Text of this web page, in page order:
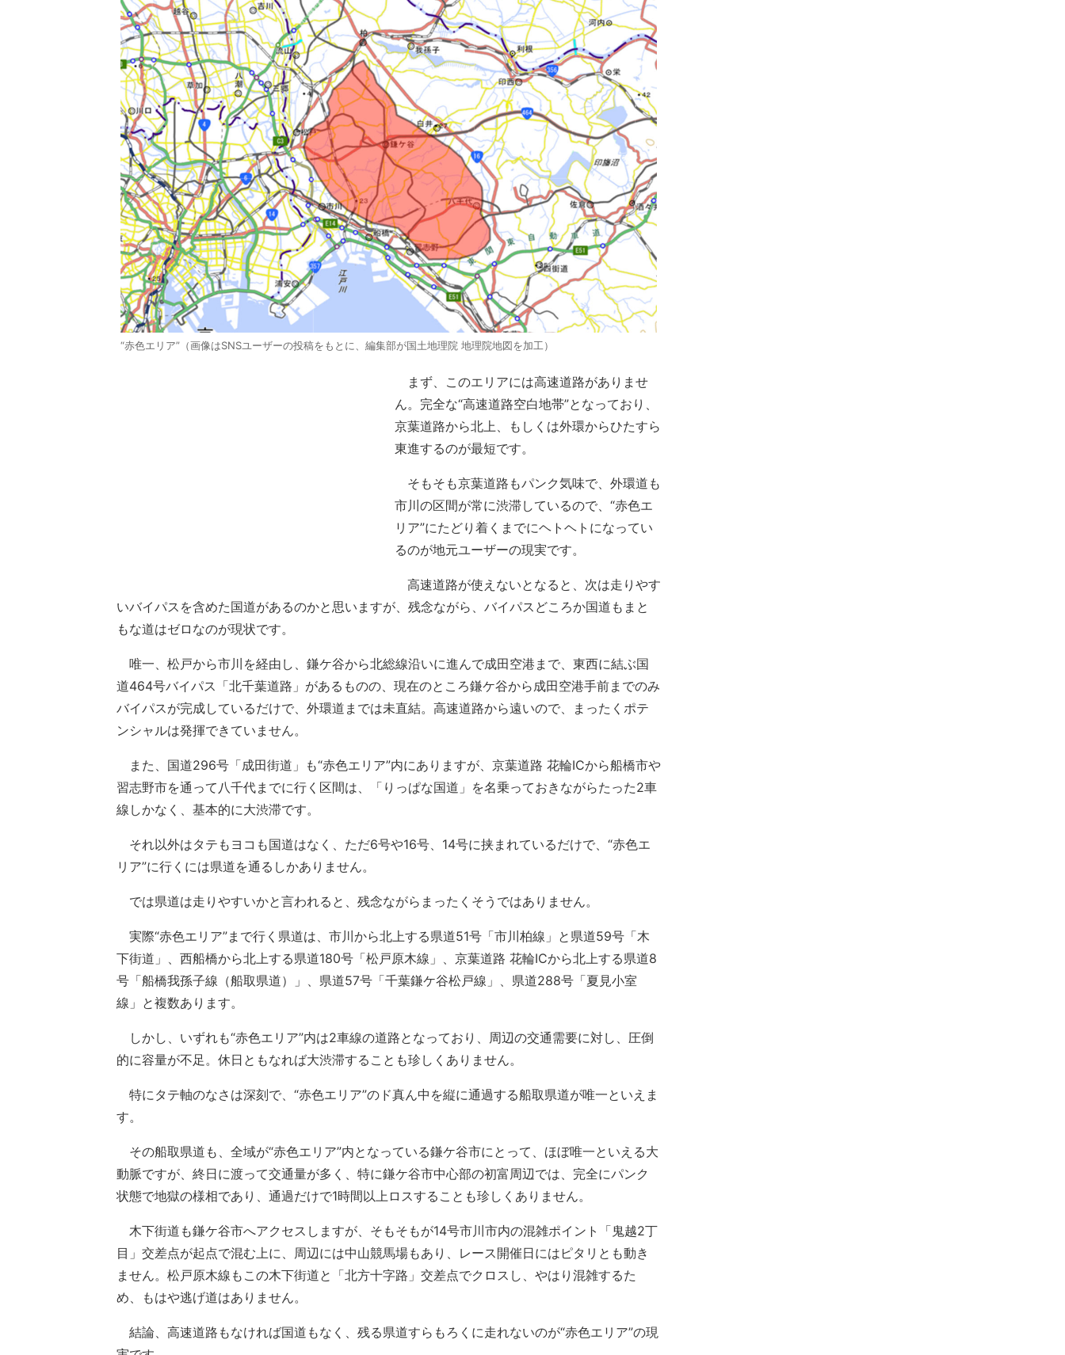
“赤色エリア”（画像はSNSユーザーの投稿をもとに、編集部が国土地理院 地理院地図を加工）
まず、このエリアには高速道路がありませ
ん。完全な“高速道路空白地帯”となっており、
京葉道路から北上、もしくは外環からひたすら
東進するのが最短です。
そもそも京葉道路もパンク気味で、外環道も
市川の区間が常に渋滞しているので、“赤色エ
リア”にたどり着くまでにヘトヘトになってい
るのが地元ユーザーの現実です。
高速道路が使えないとなると、次は走りやす
いバイパスを含めた国道があるのかと思いますが、残念ながら、バイパスどころか国道もまと
もな道はゼロなのが現状です。
唯一、松戸から市川を経由し、鎌ケ谷から北総線沿いに進んで成田空港まで、東西に結ぶ国
道464号バイパス「北千葉道路」があるものの、現在のところ鎌ケ谷から成田空港手前までのみ
バイパスが完成しているだけで、外環道までは未直結。高速道路から遠いので、まったくポテ
ンシャルは発揮できていません。
また、国道296号「成田街道」も“赤色エリア”内にありますが、京葉道路 花輪ICから船橋市や
習志野市を通って八千代までに行く区間は、「りっぱな国道」を名乗っておきながらたった2車
線しかなく、基本的に大渋滞です。
それ以外はタテもヨコも国道はなく、ただ6号や16号、14号に挟まれているだけで、“赤色エ
リア”に行くには県道を通るしかありません。
では県道は走りやすいかと言われると、残念ながらまったくそうではありません。
実際“赤色エリア”まで行く県道は、市川から北上する県道51号「市川柏線」と県道59号「木
下街道」、西船橋から北上する県道180号「松戸原木線」、京葉道路 花輪ICから北上する県道8
号「船橋我孫子線（船取県道）」、県道57号「千葉鎌ケ谷松戸線」、県道288号「夏見小室
線」と複数あります。
しかし、いずれも“赤色エリア”内は2車線の道路となっており、周辺の交通需要に対し、圧倒
的に容量が不足。休日ともなれば大渋滞することも珍しくありません。
特にタテ軸のなさは深刻で、“赤色エリア”のド真ん中を縦に通過する船取県道が唯一といえま
す。
その船取県道も、全域が“赤色エリア”内となっている鎌ケ谷市にとって、ほぼ唯一といえる大
動脈ですが、終日に渡って交通量が多く、特に鎌ケ谷市中心部の初富周辺では、完全にパンク
状態で地獄の様相であり、通過だけで1時間以上ロスすることも珍しくありません。
木下街道も鎌ケ谷市へアクセスしますが、そもそもが14号市川市内の混雑ポイント「鬼越2丁
目」交差点が起点で混む上に、周辺には中山競馬場もあり、レース開催日にはピタリとも動き
ません。松戸原木線もこの木下街道と「北方十字路」交差点でクロスし、やはり混雑するた
め、もはや逃げ道はありません。
結論、高速道路もなければ国道もなく、残る県道すらもろくに走れないのが“赤色エリア”の現